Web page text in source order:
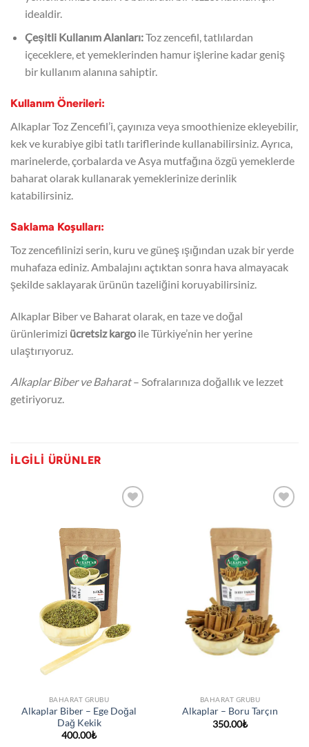
idealdir.
Çeşitli Kullanım Alanları:Toz zencefil, tatlılardan
içeceklere, et yemeklerinden hamur işlerine kadar geniş
bir kullanım alanına sahiptir.
Kullanım Önerileri:
Alkaplar Toz Zencefil’i, çayınıza veya smoothienize ekleyebilir,
kek ve kurabiye gibi tatlı tariflerinde kullanabilirsiniz. Ayrıca,
marinelerde, çorbalarda ve Asya mutfağına özgü yemeklerde
baharat olarak kullanarak yemeklerinize derinlik
katabilirsiniz.
Saklama Koşulları:
Toz zencefilinizi serin, kuru ve güneş ışığından uzak bir yerde
muhafaza ediniz. Ambalajını açtıktan sonra hava almayacak
şekilde saklayarak ürünün tazeliğini koruyabilirsiniz.
Alkaplar Biber ve Baharat olarak, en taze ve doğal
ürünlerimizi ücretsiz kargo ile Türkiye’nin her yerine
ulaştırıyoruz.
Alkaplar Biber ve Baharat– Sofralarınıza doğallık ve lezzet
getiriyoruz.
İLGILI ÜRÜNLER
ekle
BAHARAT GRUBU
Alkaplar Biber – Ege Doğal
Dağ Kekik
400.00₺
ekle
BAHARAT GRUBU
Alkaplar – Boru Tarçın
350.00₺